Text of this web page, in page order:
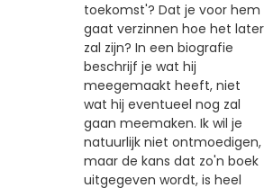
toekomst'? Dat je voor hem
gaat verzinnen hoe het later
zal zijn? In een biografie
beschrijf je wat hij
meegemaakt heeft, niet
wat hij eventueel nog zal
gaan meemaken. Ik wil je
natuurlijk niet ontmoedigen,
maar de kans dat zo'n boek
uitgegeven wordt, is heel